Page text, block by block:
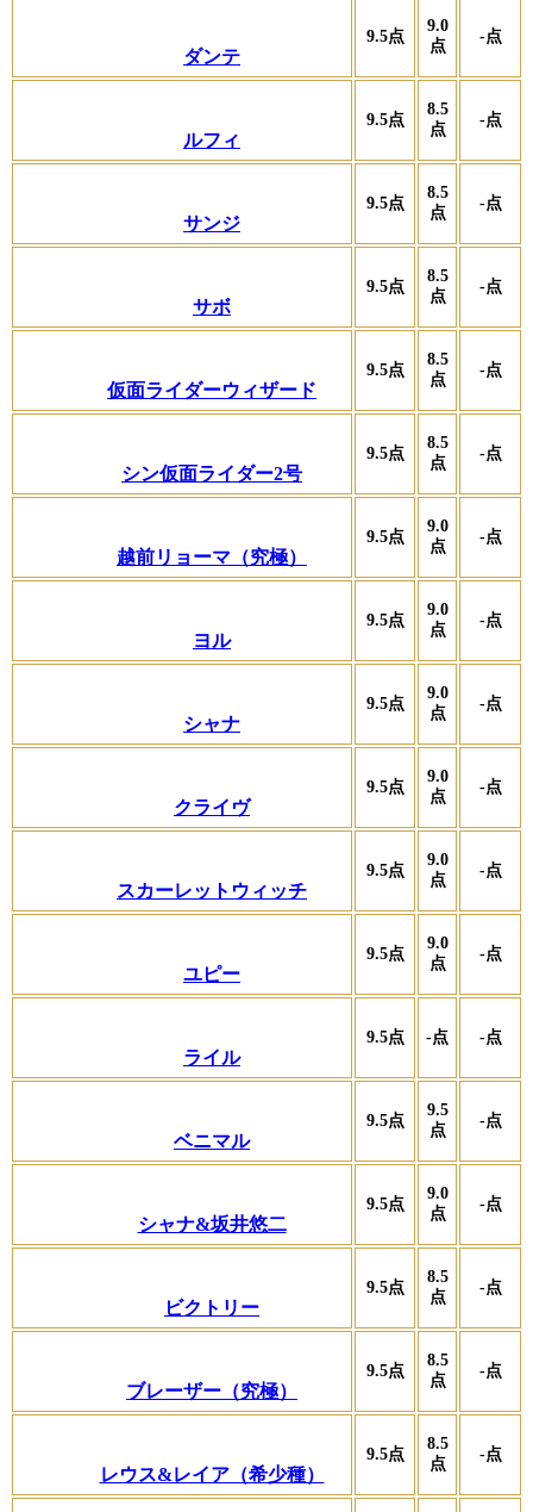
ダンテ
9.5点
9.0
点
-点
ルフィ
9.5点
8.5
点
-点
サンジ
9.5点
8.5
点
-点
サボ
9.5点
8.5
点
-点
仮面ライダーウィザード
9.5点
8.5
点
-点
シン仮面ライダー2号
9.5点
8.5
点
-点
越前リョーマ（究極）
9.5点
9.0
点
-点
ヨル
9.5点
9.0
点
-点
シャナ
9.5点
9.0
点
-点
クライヴ
9.5点
9.0
点
-点
スカーレットウィッチ
9.5点
9.0
点
-点
ユピー
9.5点
9.0
点
-点
ライル
9.5点 -点 -点
ベニマル
9.5点
9.5
点
-点
シャナ&坂井悠二
9.5点
9.0
点
-点
ビクトリー
9.5点
8.5
点
-点
ブレーザー（究極）
9.5点
8.5
点
-点
レウス&レイア（希少種）
9.5点
8.5
点
-点